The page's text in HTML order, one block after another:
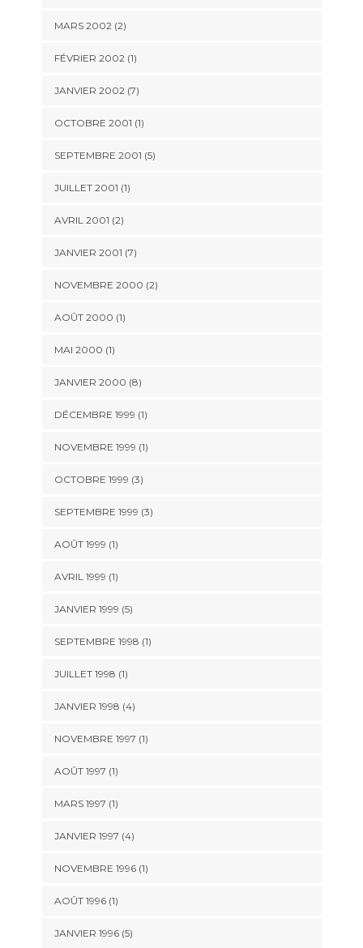
MARS 2002 (2)
FÉVRIER 2002 (1)
JANVIER 2002 (7)
OCTOBRE 2001 (1)
SEPTEMBRE 2001 (5)
JUILLET 2001 (1)
AVRIL 2001 (2)
JANVIER 2001 (7)
NOVEMBRE 2000 (2)
AOÛT 2000 (1)
MAI 2000 (1)
JANVIER 2000 (8)
DÉCEMBRE 1999 (1)
NOVEMBRE 1999 (1)
OCTOBRE 1999 (3)
SEPTEMBRE 1999 (3)
AOÛT 1999 (1)
AVRIL 1999 (1)
JANVIER 1999 (5)
SEPTEMBRE 1998 (1)
JUILLET 1998 (1)
JANVIER 1998 (4)
NOVEMBRE 1997 (1)
AOÛT 1997 (1)
MARS 1997 (1)
JANVIER 1997 (4)
NOVEMBRE 1996 (1)
AOÛT 1996 (1)
JANVIER 1996 (5)